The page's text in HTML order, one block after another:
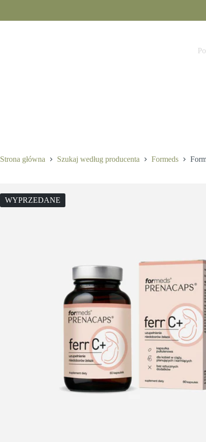
treści
Strona główna Szukaj według producenta Formeds
WYPRZEDANE